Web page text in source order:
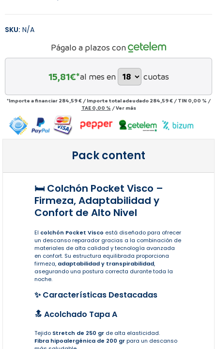
SKU: N/A
Págalo a plazos con
15,81€*al mes en cuotas
*Importe a financiar 284,59 € / Importe total adeudado 284,59 €/ TIN 0,00 % /
TAE 0,00 % /Ver más
Pack content
🛏️ Colchón Pocket Visco –
Firmeza, Adaptabilidad y
Confort de Alto Nivel
El colchón Pocket Visco está diseñado para ofrecer
un descanso reparador gracias a la combinación de
materiales de alta calidad y tecnología avanzada
en confort. Su estructura equilibrada proporciona
firmeza, adaptabilidad y transpirabilidad,
asegurando una postura correcta durante toda la
noche.
✨ Características Destacadas
🔝 Acolchado Tapa A
Tejido Stretch de 250 grde alta elasticidad.
Fibra hipoalergénica de 200 grpara un descanso